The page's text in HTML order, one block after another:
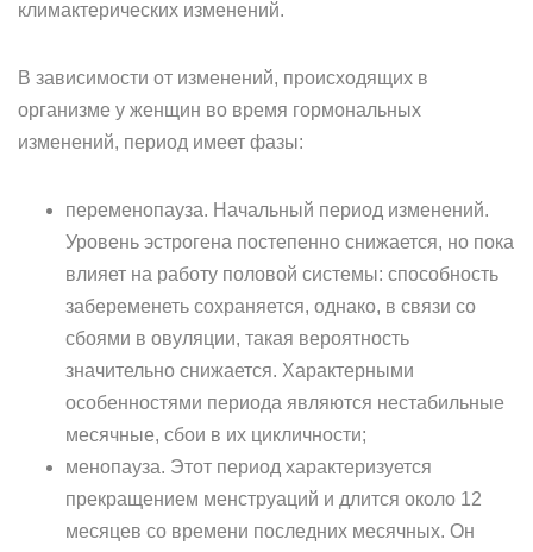
климактерических изменений.
В зависимости от изменений, происходящих в
организме у женщин во время гормональных
изменений, период имеет фазы:
переменопауза. Начальный период изменений.
Уровень эстрогена постепенно снижается, но пока
влияет на работу половой системы: способность
забеременеть сохраняется, однако, в связи со
сбоями в овуляции, такая вероятность
значительно снижается. Характерными
особенностями периода являются нестабильные
месячные, сбои в их цикличности;
менопауза. Этот период характеризуется
прекращением менструаций и длится около 12
месяцев со времени последних месячных. Он